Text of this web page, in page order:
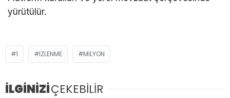
yürütülür.
1 IZLENME MILYON
İLGİNİZİÇEKEBİLİR